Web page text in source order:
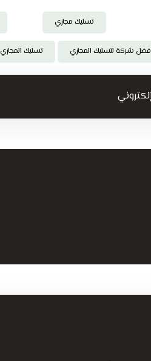
تسليك مجاري
شركة لتسليك المجاري تسليك المجاري